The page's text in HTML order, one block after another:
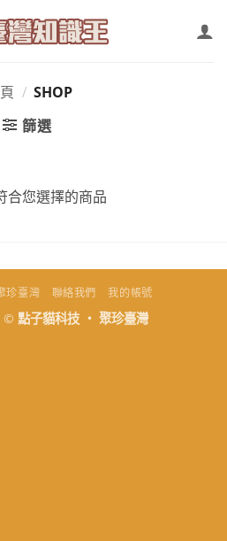
/ SHOP
篩選
合您選擇的商品
珍臺灣 聯絡我們 我的帳號
© 點子貓科技 ‧ 聚珍臺灣